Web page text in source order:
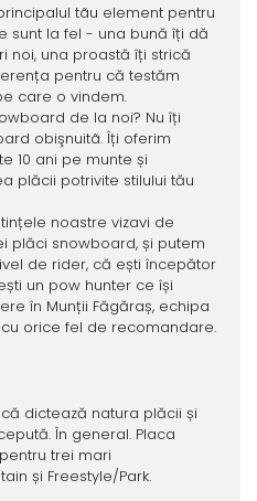
tãu element pentru
sunt la fel - una bună îți dă
noi, una proastă îți strică
pentru că testăm
care o vindem.
de la noi? Nu îți
obişnuitã. Îți oferim
10 ani pe munte și
plăcii potrivite stilului tău
noastre vizavi de
plăci snowboard, și putem
de rider, că ești începător
un pow hunter ce își
în Munții Făgăraș, echipa
orice fel de recomandare.
dictează natura plăcii și
În general. Placa
trei mari
și Freestyle/Park.